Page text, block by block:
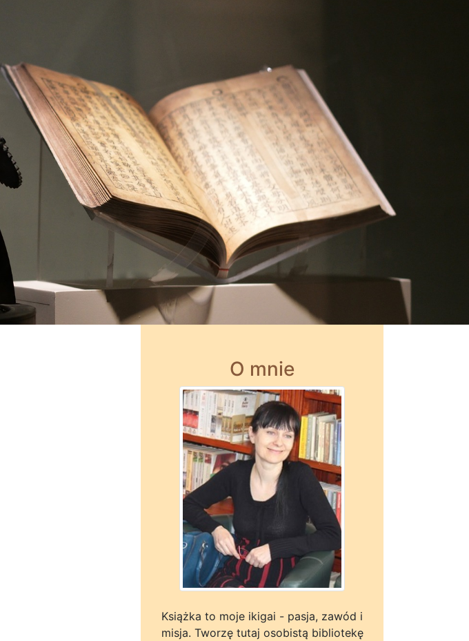
O mnie
Książka to moje ikigai - pasja, zawód i
misja. Tworzę tutaj osobistą bibliotekę